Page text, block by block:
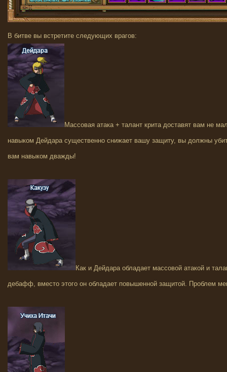
В битве вы встретите следующих врагов:
Массовая атака + талант крита доставят вам не
навыком Дейдара существенно снижает вашу защиту, вы должны
вам навыком дважды!
Как и Дейдара обладает массовой атакой и
дебафф, вместо этого он обладает повышенной защитой. Проблем